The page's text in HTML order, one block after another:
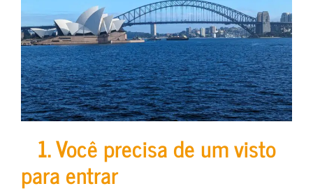
1. Você precisa de um visto
para entrar